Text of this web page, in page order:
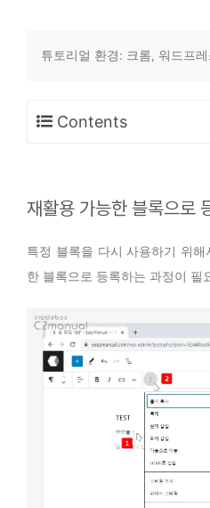
튜토리얼 환경: 크롬, 워드프
Contents
재활용 가능한 블록으로
특정 블록을 다시 사용하기 위
한 블록으로 등록하는 과정이 필